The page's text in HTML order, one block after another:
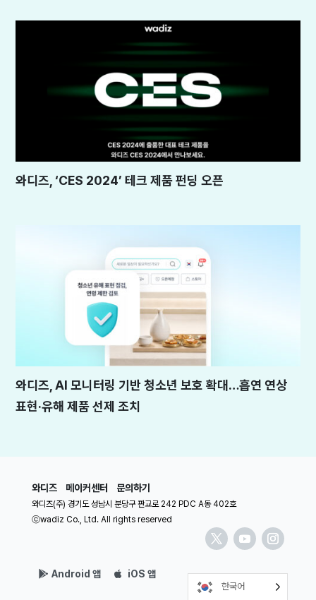
와디즈, ‘CES 2024’ 테크 제품 펀딩 오픈
와디즈, AI 모니터링 기반 청소년 보호 확대…흡연 연상
표현·유해 제품 선제 조치
와디즈 메이커센터 문의하기
와디즈(주) 경기도 성남시 분당구 판교로 242 PDC A동 402호
ⓒwadiz Co., Ltd. All rights reserved
Android 앱 iOS 앱
한국어